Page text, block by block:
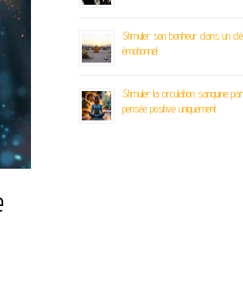
Stimuler son bonheur dans un
émotionnel
Stimuler la circulation sanguine
pensée positive uniquement